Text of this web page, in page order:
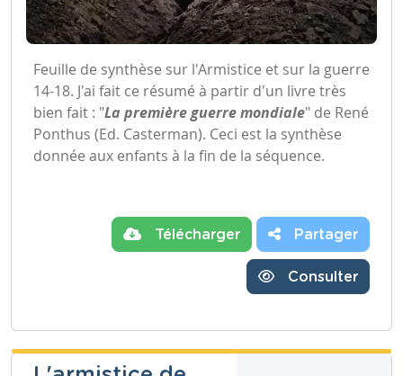
Feuille de synthèse sur l'Armistice et sur la guerre
14-18. J'ai fait ce résumé à partir d'un livre très
bien fait : "La première guerre mondiale" de René
Ponthus (Ed. Casterman). Ceci est la synthèse
donnée aux enfants à la fin de la séquence.
Télécharger Partager
Consulter